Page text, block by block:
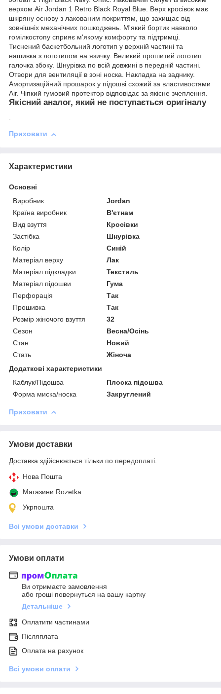
верхом Air Jordan 1 Retro Black Royal Blue. Верх кросівок має
шкіряну основу з лакованим покриттям, що захищає від
зовнішніх механічних пошкоджень. М'який бортик навколо
гомілкостопу сприяє м'якому комфорту та підтримці.
Тиснений баскетбольний логотип у верхній частині та
нашивка з логотипом на язичку. Великий прошитий логотип
галочка збоку. Шнурівка по всій довжині в передній частині.
Отвори для вентиляції в зоні носка. Накладка на заднику.
Амортизаційний прошарок у підошві схожий за властивостями
Air. Чіпкий гумовий протектор відповідає за якісне зчеплення.
Якісний аналог, який не поступається оригіналу
.
Приховати
Характеристики
Основні
Виробник
Jordan
Країна виробник
В'єтнам
Вид взуття
Кросівки
Застібка
Шнурівка
Колір
Синій
Матеріал верху
Лак
Матеріал підкладки
Текстиль
Матеріал підошви
Гума
Перфорація
Так
Прошивка
Так
Розмір жіночого взуття
32
Сезон
Весна/Осінь
Стан
Новий
Стать
Жіноча
Додаткові характеристики
Каблук/Підошва
Плоска підошва
Форма миска/носка
Закруглений
Приховати
Умови доставки
Доставка здійснюється тільки по передоплаті.
Нова Пошта
Магазини Rozetka
Укрпошта
Всі умови доставки
Умови оплати
Ви отримаєте замовлення
або гроші повернуться на вашу картку
Детальніше
Оплатити частинами
Післяплата
Оплата на рахунок
Всі умови оплати